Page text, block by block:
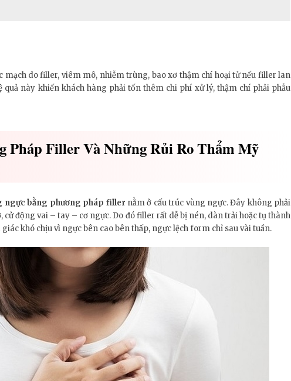
mạch do filler, viêm mô, nhiễm trùng, bao xơ thậm chí hoại tử nếu filler lan
này khiến khách hàng phải tốn thêm chi phí xử lý, thậm chí phải phẫu
Pháp Filler Và Những Rủi Ro Thẩm Mỹ
ngực bằng phương pháp filler nằm ở cấu trúc vùng ngực. Đây không phải
động vai – tay – cơ ngực. Do đó filler rất dễ bị nén, dàn trải hoặc tụ thành
khó chịu vì ngực bên cao bên thấp, ngực lệch form chỉ sau vài tuần.